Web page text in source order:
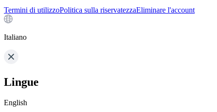
Termini di utilizzoPolitica sulla riservatezzaEliminare l'account
Italiano
Lingue
English